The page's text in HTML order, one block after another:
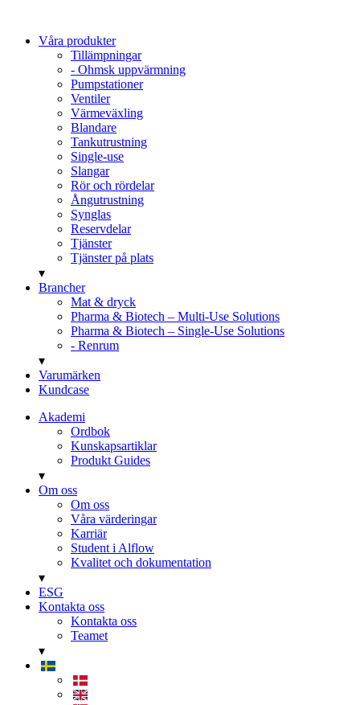
Våra produkter
Tillämpningar
- Ohmsk uppvärmning
Pumpstationer
Ventiler
Värmeväxling
Blandare
Tankutrustning
Single-use
Slangar
Rör och rördelar
Ångutrustning
Synglas
Reservdelar
Tjänster
Tjänster på plats
▾
Brancher
Mat & dryck
Pharma & Biotech – Multi-Use Solutions
Pharma & Biotech – Single-Use Solutions
- Renrum
▾
Varumärken
Kundcase
Akademi
Ordbok
Kunskapsartiklar
Produkt Guides
▾
Om oss
Om oss
Våra värderingar
Karriär
Student i Alflow
Kvalitet och dokumentation
▾
ESG
Kontakta oss
Kontakta oss
Teamet
▾